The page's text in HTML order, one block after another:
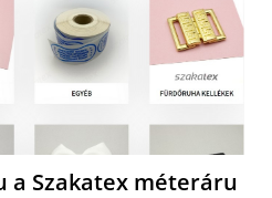
a Szakatex méteráru